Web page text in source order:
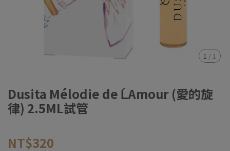
1 / 1
Dusita Mélodie de ĹAmour (愛的旋
律) 2.5ML試管
NT$320